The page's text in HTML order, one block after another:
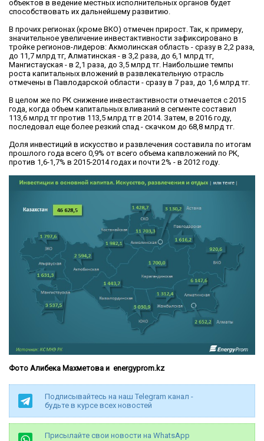
объектов в ведение местных исполнительных органов будет
способствовать их дальнейшему развитию.
В прочих регионах (кроме ВКО) отмечен прирост. Так, к примеру,
значительное увеличение инвестактивности зафиксировано в
тройке регионов-лидеров: Акмолинская область - сразу в 2,2 раза,
до 11,7 млрд тг, Алматинская - в 3,2 раза, до 6,1 млрд тг,
Мангистауская - в 2,1 раза, до 3,5 млрд тг. Наибольшие темпы
роста капитальных вложений в развлекательную отрасль
отмечены в Павлодарской области - сразу в 7 раз, до 1,6 млрд тг.
В целом же по РК снижение инвестактивности отмечается с 2015
года, когда объем капитальных вливаний в сегменте составил
113,6 млрд тг против 113,5 млрд тг в 2014. Затем, в 2016 году,
последовал еще более резкий спад - скачком до 68,8 млрд тг.
Доля инвестиций в искусство и развлечения составила по итогам
прошлого года всего 0,9% от всего объема капвложений по РК,
против 1,6-1,7% в 2015-2014 годах и почти 2% - в 2012 году.
Фото Алибека Махметова и energyprom.kz
Подписывайтесь на наш Telegram канал -
будьте в курсе всех новостей
Присылайте свои новости на WhatsApp